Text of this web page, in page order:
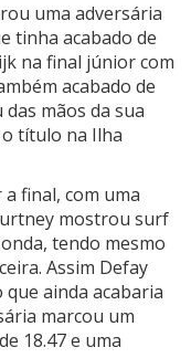
uma adversária
tinha acabado de
na final júnior com
acabado de
mãos da sua
título na Ilha
final, com uma
mostrou surf
tendo mesmo
Assim Defay
ainda acabaria
marcou um
18.47 e uma